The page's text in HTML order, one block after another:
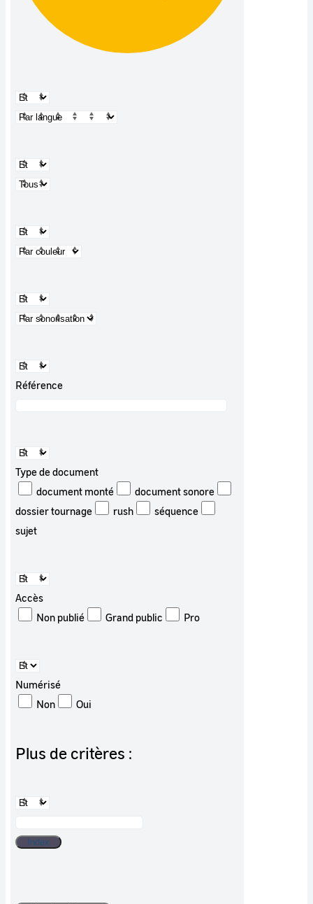
Référence
Type de document
document monté
document sonore
dossier tournage
rush
séquence
sujet
Accès
Non publié
Grand public Pro
Numérisé
Non
Oui
Plus de critères :